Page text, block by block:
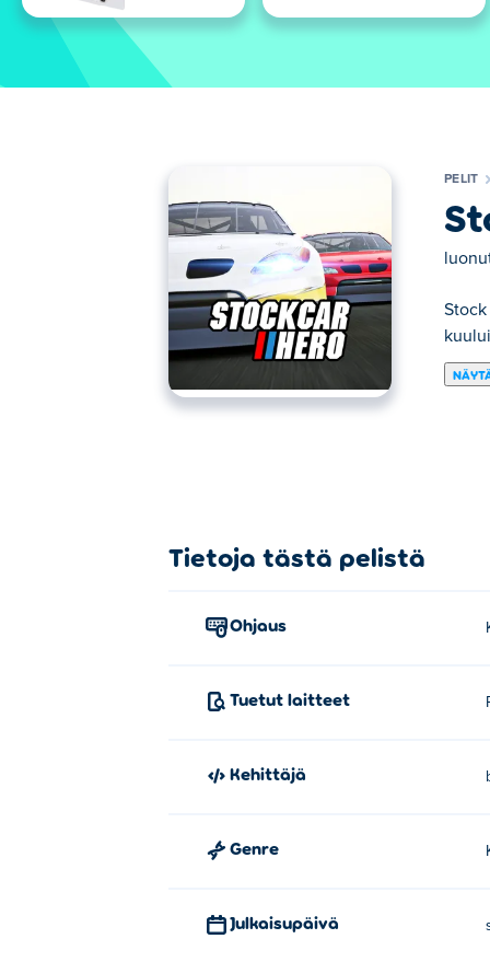
PELIT
Tässä voit pelata peliä Stock Car Hero.
Tietoja tästä pelistä
Ohjaus
Tuetut laitteet
Kehittäjä
Genre
Julkaisupäivä